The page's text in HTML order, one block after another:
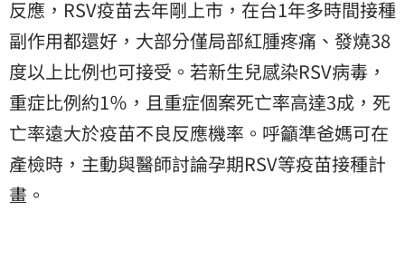
反應，RSV疫苗去年剛上市，在台1年多時間接種
副作用都還好，大部分僅局部紅腫疼痛、發燒38
度以上比例也可接受。若新生兒感染RSV病毒，
重症比例約1％，且重症個案死亡率高達3成，死
亡率遠大於疫苗不良反應機率。呼籲準爸媽可在
產檢時，主動與醫師討論孕期RSV等疫苗接種計
畫。